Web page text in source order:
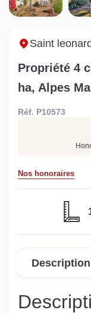
Sarthe pour
vente
Estimez
en quelques
Saint
Propriété 4
ha, Alpes
Réf. P10573
Nos honoraires
Description